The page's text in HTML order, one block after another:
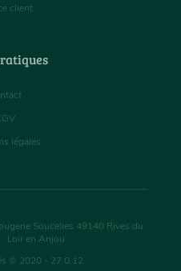
client
légales
Soucelles 49140 Rives du
Loir en Anjou
© 2020 - 27.0.12